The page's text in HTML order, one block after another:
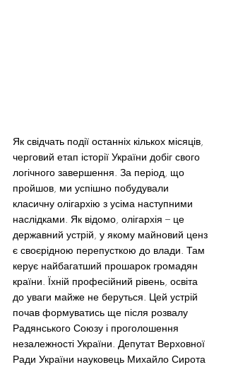
Як свідчать події останніх кількох місяців,
черговий етап історії України добіг свого
логічного завершення. За період, що
пройшов, ми успішно побудували
класичну олігархію з усіма наступними
наслідками. Як відомо, олігархія – це
державний устрій, у якому майновий ценз
є своєрідною перепусткою до влади. Там
керує найбагатший прошарок громадян
країни. Їхній професійний рівень, освіта
до уваги майже не беруться. Цей устрій
почав формуватись ще після розвалу
Радянського Союзу і проголошення
незалежності України. Депутат Верховної
Ради України науковець Михайло Сирота